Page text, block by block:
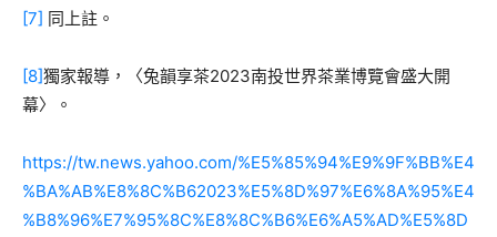
[7] 同上註。
[8]獨家報導，〈兔韻享茶2023南投世界茶業博覽會盛大開
幕〉。
https://tw.news.yahoo.com/%E5%85%94%E9%9F%BB%E4
%BA%AB%E8%8C%B62023%E5%8D%97%E6%8A%95%E4
%B8%96%E7%95%8C%E8%8C%B6%E6%A5%AD%E5%8D